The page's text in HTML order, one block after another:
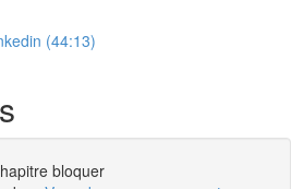
(44:13)
bloquer